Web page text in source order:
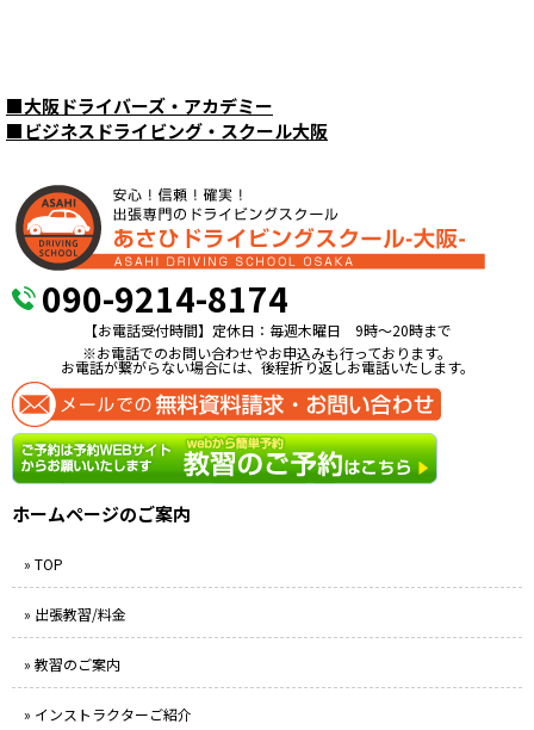
■大阪ドライバーズ・アカデミー
■ビジネスドライビング・スクール大阪
090-9214-8174
【お電話受付時間】定休日：毎週木曜日 9時〜20時まで
※お電話でのお問い合わせやお申込みも行っております。
お電話が繋がらない場合には、後程折り返しお電話いたします。
ホームページのご案内
» TOP
» 出張教習/料金
» 教習のご案内
» インストラクターご紹介